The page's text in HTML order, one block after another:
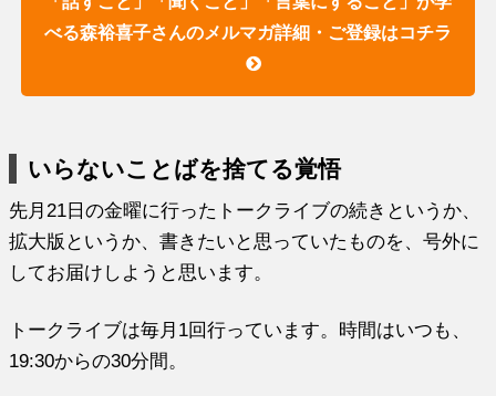
べる森裕喜子さんのメルマガ詳細・ご登録はコチラ
いらないことばを捨てる覚悟
先月21日の金曜に行ったトークライブの続きというか、
拡大版というか、書きたいと思っていたものを、号外に
してお届けしようと思います。
トークライブは毎月1回行っています。時間はいつも、
19:30からの30分間。